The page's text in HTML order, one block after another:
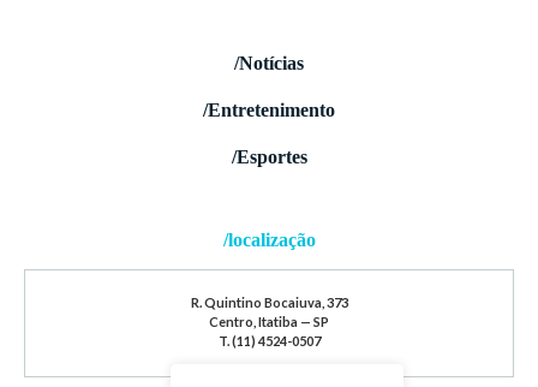
/Notícias
/Entretenimento
/Esportes
/localização
R. Quintino Bocaiuva, 373
Centro, Itatiba — SP
T. (11) 4524-0507